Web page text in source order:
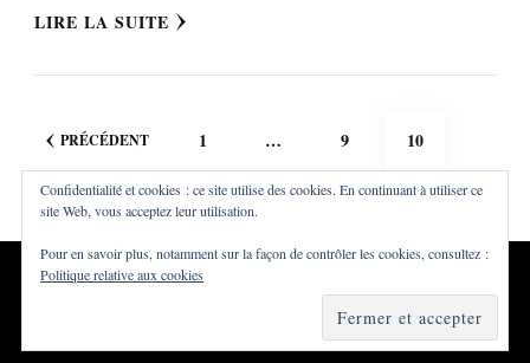
LIRE LA SUITE
Pagination
des
publications
PRÉCÉDENT PAGE
1 … PAGE
9 PAGE
10
Tous droits réservés ©Dialna
WordPress
Confidentialité et cookies : ce site utilise des cookies. En continuant à utiliser ce
site Web, vous acceptez leur utilisation.
Pour en savoir plus, notamment sur la façon de contrôler les cookies, consultez :
Politique relative aux cookies